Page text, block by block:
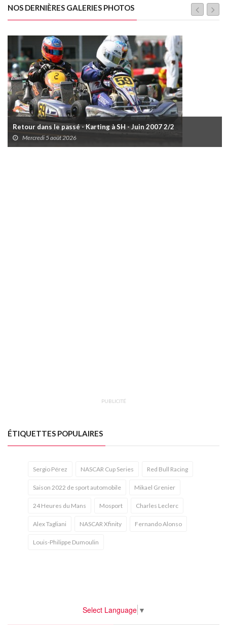
NOS DERNIÈRES GALERIES PHOTOS
Retour dans le passé - Karting à SH - Juin 2007 2/2
Mercredi 5 août 2026
PUBLICITÉ
ÉTIQUETTES POPULAIRES
Sergio Pérez NASCAR Cup Series Red Bull Racing
Saison 2022 de sport automobile Mikael Grenier
24 Heures du Mans Mosport Charles Leclerc
Alex Tagliani NASCAR Xfinity Fernando Alonso
Louis-Philippe Dumoulin
Select Language ▼